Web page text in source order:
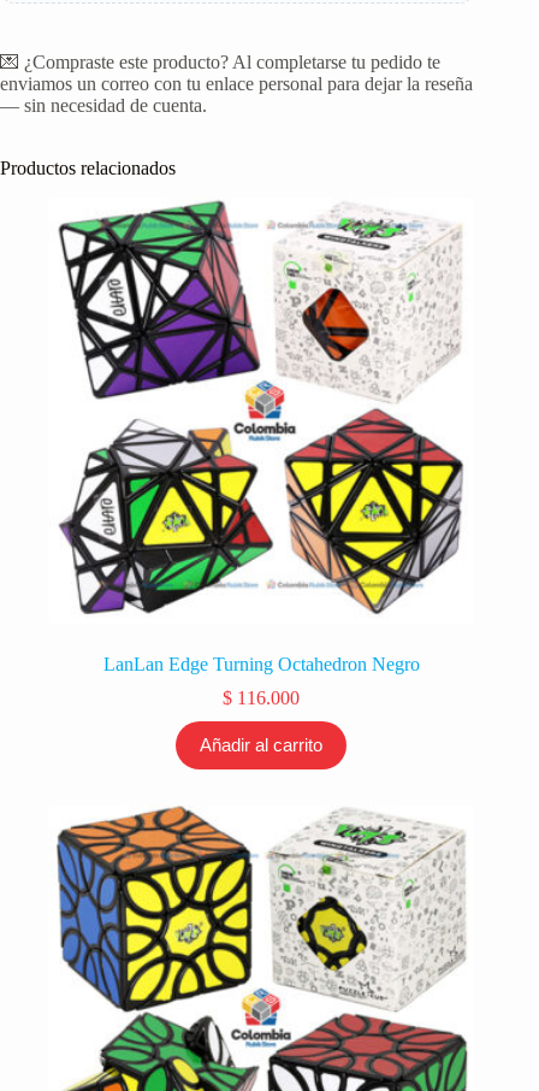
💌 ¿Compraste este producto? Al completarse tu pedido te
enviamos un correo con tu enlace personal para dejar la reseña
— sin necesidad de cuenta.
Productos relacionados
LanLan Edge Turning Octahedron Negro
$ 116.000
Añadir al carrito